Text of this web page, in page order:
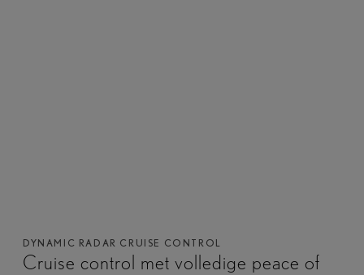
DYNAMIC RADAR CRUISE CONTROL
Cruise control met volledige peace of